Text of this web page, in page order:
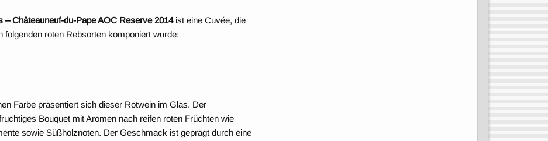
– Châteauneuf-du-Pape AOC Reserve 2014ist eine Cuvée, die
roten Rebsorten komponiert wurde:
Farbe präsentiert sich dieser Rotwein im Glas. Der
Bouquet mit Aromen nach reifen roten Früchten wie
sowie Süßholznoten. Der Geschmack ist geprägt durch eine